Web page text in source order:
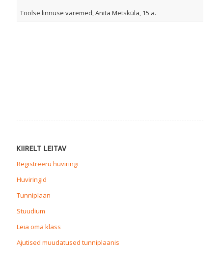
Toolse linnuse varemed, Anita Metsküla, 15 a.
KIIRELT LEITAV
Registreeru huviringi
Huviringid
Tunniplaan
Stuudium
Leia oma klass
Ajutised muudatused tunniplaanis